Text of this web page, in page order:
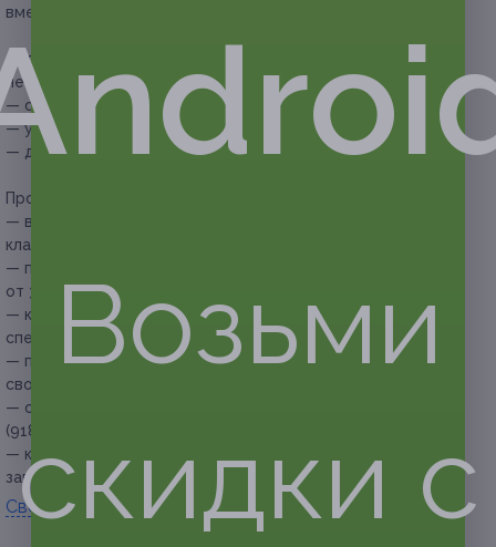
вместо 1800 руб.)
Дополнительные услуги, которые можно приобрести при
необходимости:
— снятие гель-лака — 250 руб.;
— укрепление — 350 руб.;
— дополнительная длина — 300 руб.
Прочие условия:
— в работе мастер использует продукцию премиум-
класса Diva и Kodi;
— продолжительность процедуры составляет
от 30 до 90 минут;
— купон не распространяется на другие
спецпредложения студии;
— перед покупкой купона необходимо уточнять наличие
свободных дат;
— обязательна предварительная запись по телефону +7
(918) 615-04-32;
— клиент обязан сообщить об отмене или переносе
записи не менее чем за 12 часов.
Свернуть
Возьми
скидки с